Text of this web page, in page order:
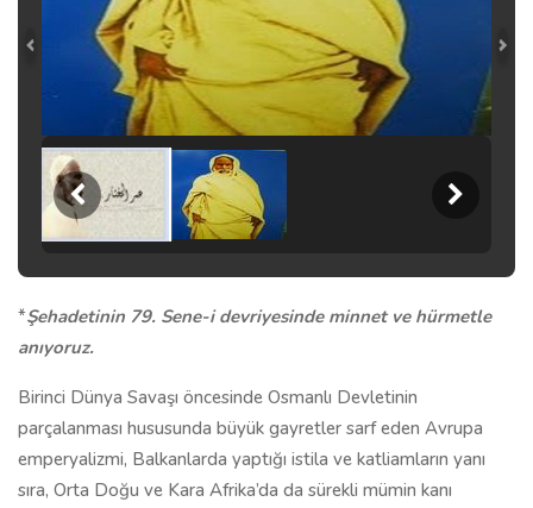
*Şehadetinin 79. Sene-i devriyesinde minnet ve hürmetle
anıyoruz.
Birinci Dünya Savaşı öncesinde Osmanlı Devletinin
parçalanması hususunda büyük gayretler sarf eden Avrupa
emperyalizmi, Balkanlarda yaptığı istila ve katliamların yanı
sıra, Orta Doğu ve Kara Afrika’da da sürekli mümin kanı